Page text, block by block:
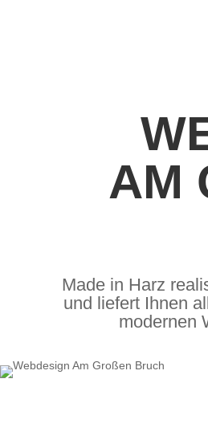
AM
Made in Harz
und liefert Ihnen
modernen